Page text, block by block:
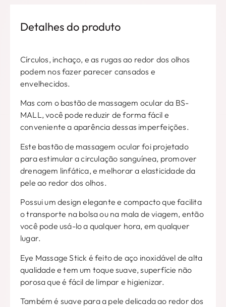
Detalhes do produto
Círculos, inchaço, e as rugas ao redor dos olhos
podem nos fazer parecer cansados ​​e
envelhecidos.
Mas com o bastão de massagem ocular da BS-
MALL, você pode reduzir de forma fácil e
conveniente a aparência dessas imperfeições.
Este bastão de massagem ocular foi projetado
para estimular a circulação sanguínea, promover
drenagem linfática, e melhorar a elasticidade da
pele ao redor dos olhos.
Possui um design elegante e compacto que facilita
o transporte na bolsa ou na mala de viagem, então
você pode usá-lo a qualquer hora, em qualquer
lugar.
Eye Massage Stick é feito de aço inoxidável de alta
qualidade e tem um toque suave, superfície não
porosa que é fácil de limpar e higienizar.
Também é suave para a pele delicada ao redor dos